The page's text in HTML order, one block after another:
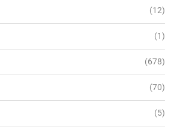
(12)
(1)
(678)
(70)
(5)